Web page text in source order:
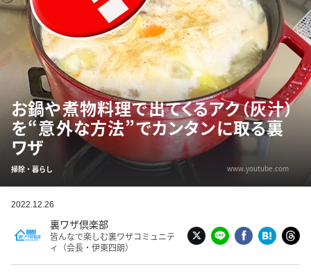
お鍋や煮物料理で出てくるアク（灰汁）
を“意外な方法”でカンタンに取る裏
ワザ
掃除・暮らし www.youtube.com
2022.12.26
裏ワザ倶楽部
皆んなで楽しむ裏ワザコミュニテ
ィ（会長・伊東四朗）